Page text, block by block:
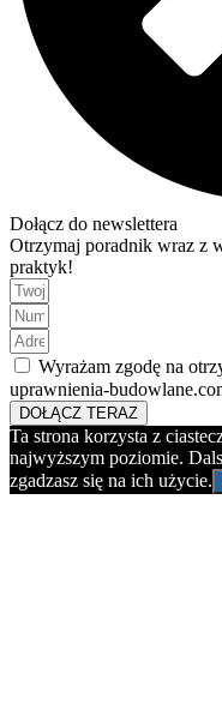
Dołącz do newslettera
Otrzymaj poradnik wraz z
praktyk!
Wyrażam zgodę na
uprawnienia-
DOŁĄCZ TERAZ
Ta strona korzysta z
najwyższym poziomie.
zgadzasz się na ich użycie.